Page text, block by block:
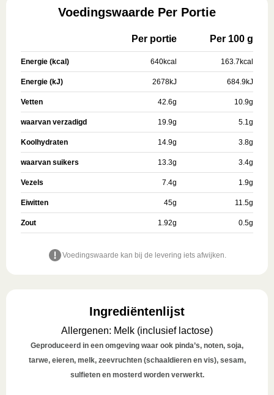
Voedingswaarde Per Portie
Per portie Per 100 g
Energie (kcal) 640kcal 163.7kcal
Energie (kJ) 2678kJ 684.9kJ
Vetten 42.6g 10.9g
waarvan verzadigd 19.9g 5.1g
Koolhydraten 14.9g 3.8g
waarvan suikers 13.3g 3.4g
Vezels 7.4g 1.9g
Eiwitten 45g 11.5g
Zout 1.92g 0.5g
Voedingswaarde kan bij de levering iets afwijken.
Ingrediëntenlijst
Allergenen: Melk (inclusief lactose)
Geproduceerd in een omgeving waar ook pinda’s, noten, soja,
tarwe, eieren, melk, zeevruchten (schaaldieren en vis), sesam,
sulfieten en mosterd worden verwerkt.